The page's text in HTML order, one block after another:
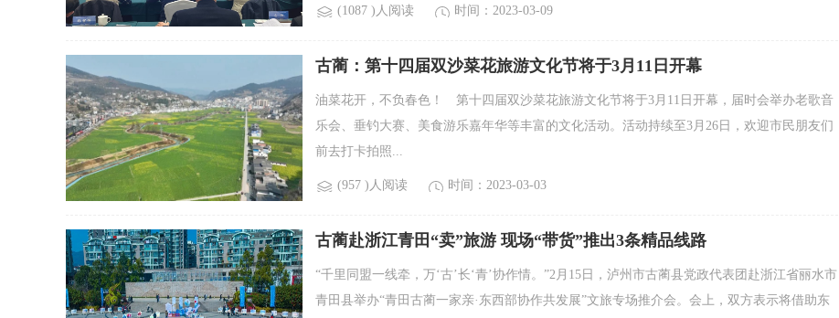
(1087 )人阅读 时间：2023-03-09
古蔺：第十四届双沙菜花旅游文化节将于3月11日开幕
油菜花开，不负春色！ 第十四届双沙菜花旅游文化节将于3月11日开幕，届时会举办老歌音
乐会、垂钓大赛、美食游乐嘉年华等丰富的文化活动。活动持续至3月26日，欢迎市民朋友们
前去打卡拍照...
(957 )人阅读 时间：2023-03-03
古蔺赴浙江青田“卖”旅游 现场“带货”推出3条精品线路
“千里同盟一线牵，万‘古’长‘青’协作情。”2月15日，泸州市古蔺县党政代表团赴浙江省丽水市
青田县举办“青田古蔺一家亲·东西部协作共发展”文旅专场推介会。会上，双方表示将借助东